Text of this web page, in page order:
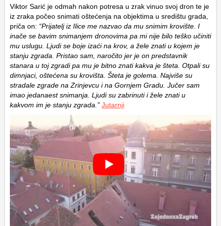
Viktor Sarić je odmah nakon potresa u zrak vinuo svoj dron te je
iz zraka počeo snimati oštećenja na objektima u središtu grada,
priča on: “Prijatelj iz Ilice me nazvao da mu snimim krovište. I
inače se bavim snimanjem dronovima pa mi nije bilo teško učiniti
mu uslugu. Ljudi se boje izaći na krov, a žele znati u kojem je
stanju zgrada. Pristao sam, naročito jer je on predstavnik
stanara u toj zgradi pa mu je bitno znati kakva je šteta. Otpali su
dimnjaci, oštećena su krovišta. Šteta je golema. Najviše su
stradale zgrade na Zrinjevcu i na Gornjem Gradu. Jučer sam
imao jedanaest snimanja. Ljudi su zabrinuti i žele znati u
kakvom im je stanju zgrada.” Jutarnji